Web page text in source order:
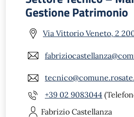
Gestione Patrimonio
Via Vittorio Veneto, 2
+39 02 9083044
Fabrizio Castellanza